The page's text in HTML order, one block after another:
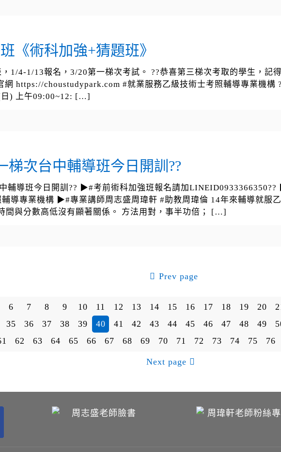
《術科加強+猜題班》
1/4-1/13報名，3/20第一梯次考試。 ??恭喜第三梯次考取的學生，記
網 https://choustudypark.com #就業服務乙級技術士考照輔導專業機構
) 上午09:00~12: […]
梯次台中輔導班今日開訓??
輔導班今日開訓?? ▶#考前術科加強班報名請加
導專業機構 ▶#專業講師周志盛周瑋軒 #助教周瑋倫 14年來輔導就服
間與分數高低沒有顯著關係。 方法用對，事半功倍； […]
Prev page
6 7 8 9 10 11 12 13 14 15 16 17 18 19 20
35 36 37 38 39 40 41 42 43 44 45 46 47 48 49
62 63 64 65 66 67 68 69 70 71 72 73 74 75 76
Next page